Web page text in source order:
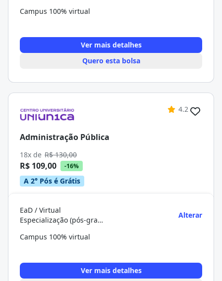
Campus 100% virtual
Ver mais detalhes
Quero esta bolsa
4.2
Administração Pública
18x de R$ 130,00
R$ 109,00 -16%
A 2° Pós é Grátis
EaD / Virtual
Especialização (pós-graduação)
Alterar
Campus 100% virtual
Ver mais detalhes